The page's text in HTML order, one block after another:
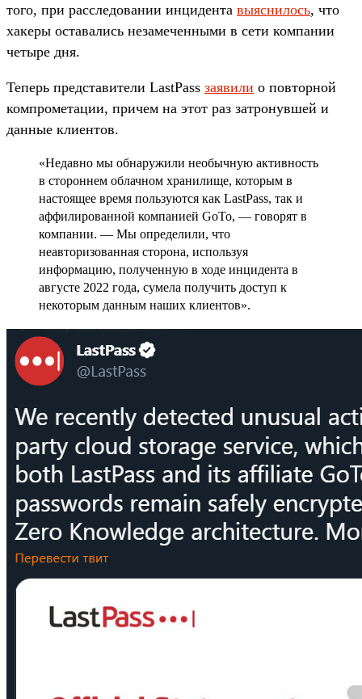
того, при расследовании инцидента выяснилось, что
хакеры оставались незамеченными в сети компании
четыре дня.
Теперь представители LastPass заявили о повторной
компрометации, причем на этот раз затронувшей и
данные клиентов.
«Недавно мы обнаружили необычную активность
в стороннем облачном хранилище, которым в
настоящее время пользуются как LastPass, так и
аффилированной компанией GoTo, — говорят в
компании. — Мы определили, что
неавторизованная сторона, используя
информацию, полученную в ходе инцидента в
августе 2022 года, сумела получить доступ к
некоторым данным наших клиентов».